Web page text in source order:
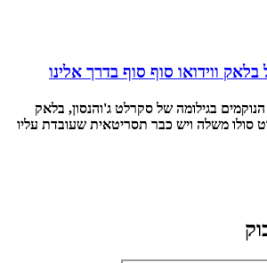
ווידואו סוף סוף בדרך אלינו
בגילומה של סקרלט ג'והנסון, בלאק
סולו משלה ויש כבר תסריטאית שעובדת עליו